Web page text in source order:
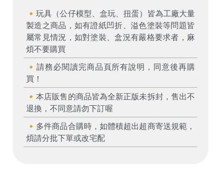
🔸玩具（公仔模型、盒玩、扭蛋）皆為工廠大量
製造之商品，如有證紙凹折、溢色塗裝等問題皆
屬常見情況，如對塗裝、盒況有嚴格要求者，麻
煩不要購買
🔸請務必閱讀完商品頁所有說明，同意後再購
買！
🔸本店販售的商品皆為全新正版未拆封，售出不
退換，不同意請勿下訂喔
🔸多件商品合購時，如體積超出超商寄送規範，
煩請分批下單或改宅配